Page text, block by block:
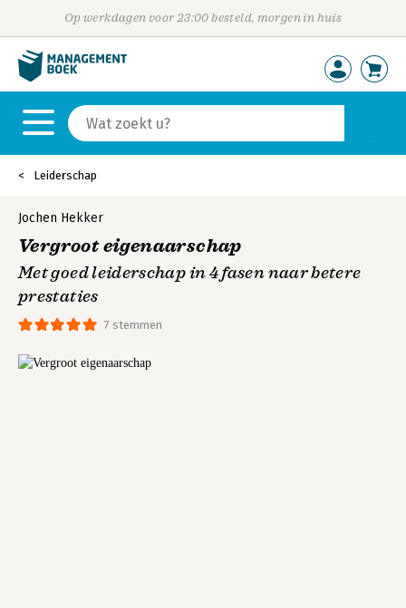
Op werkdagen voor 23:00 besteld, morgen in huis
Leiderschap
7 stemmen
Jochen Hekker
Vergroot eigenaarschap
Met goed leiderschap in 4 fasen naar betere
prestaties